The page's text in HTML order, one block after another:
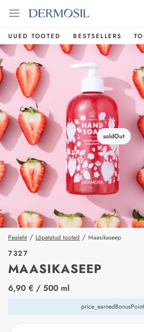
UUED TOOTED BESTSELLERS
soldOut
Pealeht / Lõpetatud tooted / Maasikaseep
7327
MAASIKASEEP
price_label
6,90 € / 500 ml